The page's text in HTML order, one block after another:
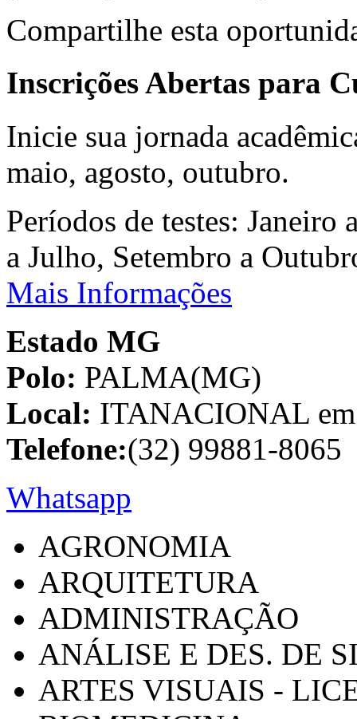
Compartilhe esta
Inscrições Abertas para
Inicie sua jornada
maio, agosto, outubro.
Períodos de testes:
a Julho, Setembro a
Mais Informações
Estado MG
Polo: PALMA(MG)
Local: ITANACIONAL
Telefone:(32) 99881-8065
Whatsapp
AGRONOMIA
ARQUITETURA
ADMINISTRAÇÃO
ANÁLISE E DES. DE
ARTES VISUAIS -